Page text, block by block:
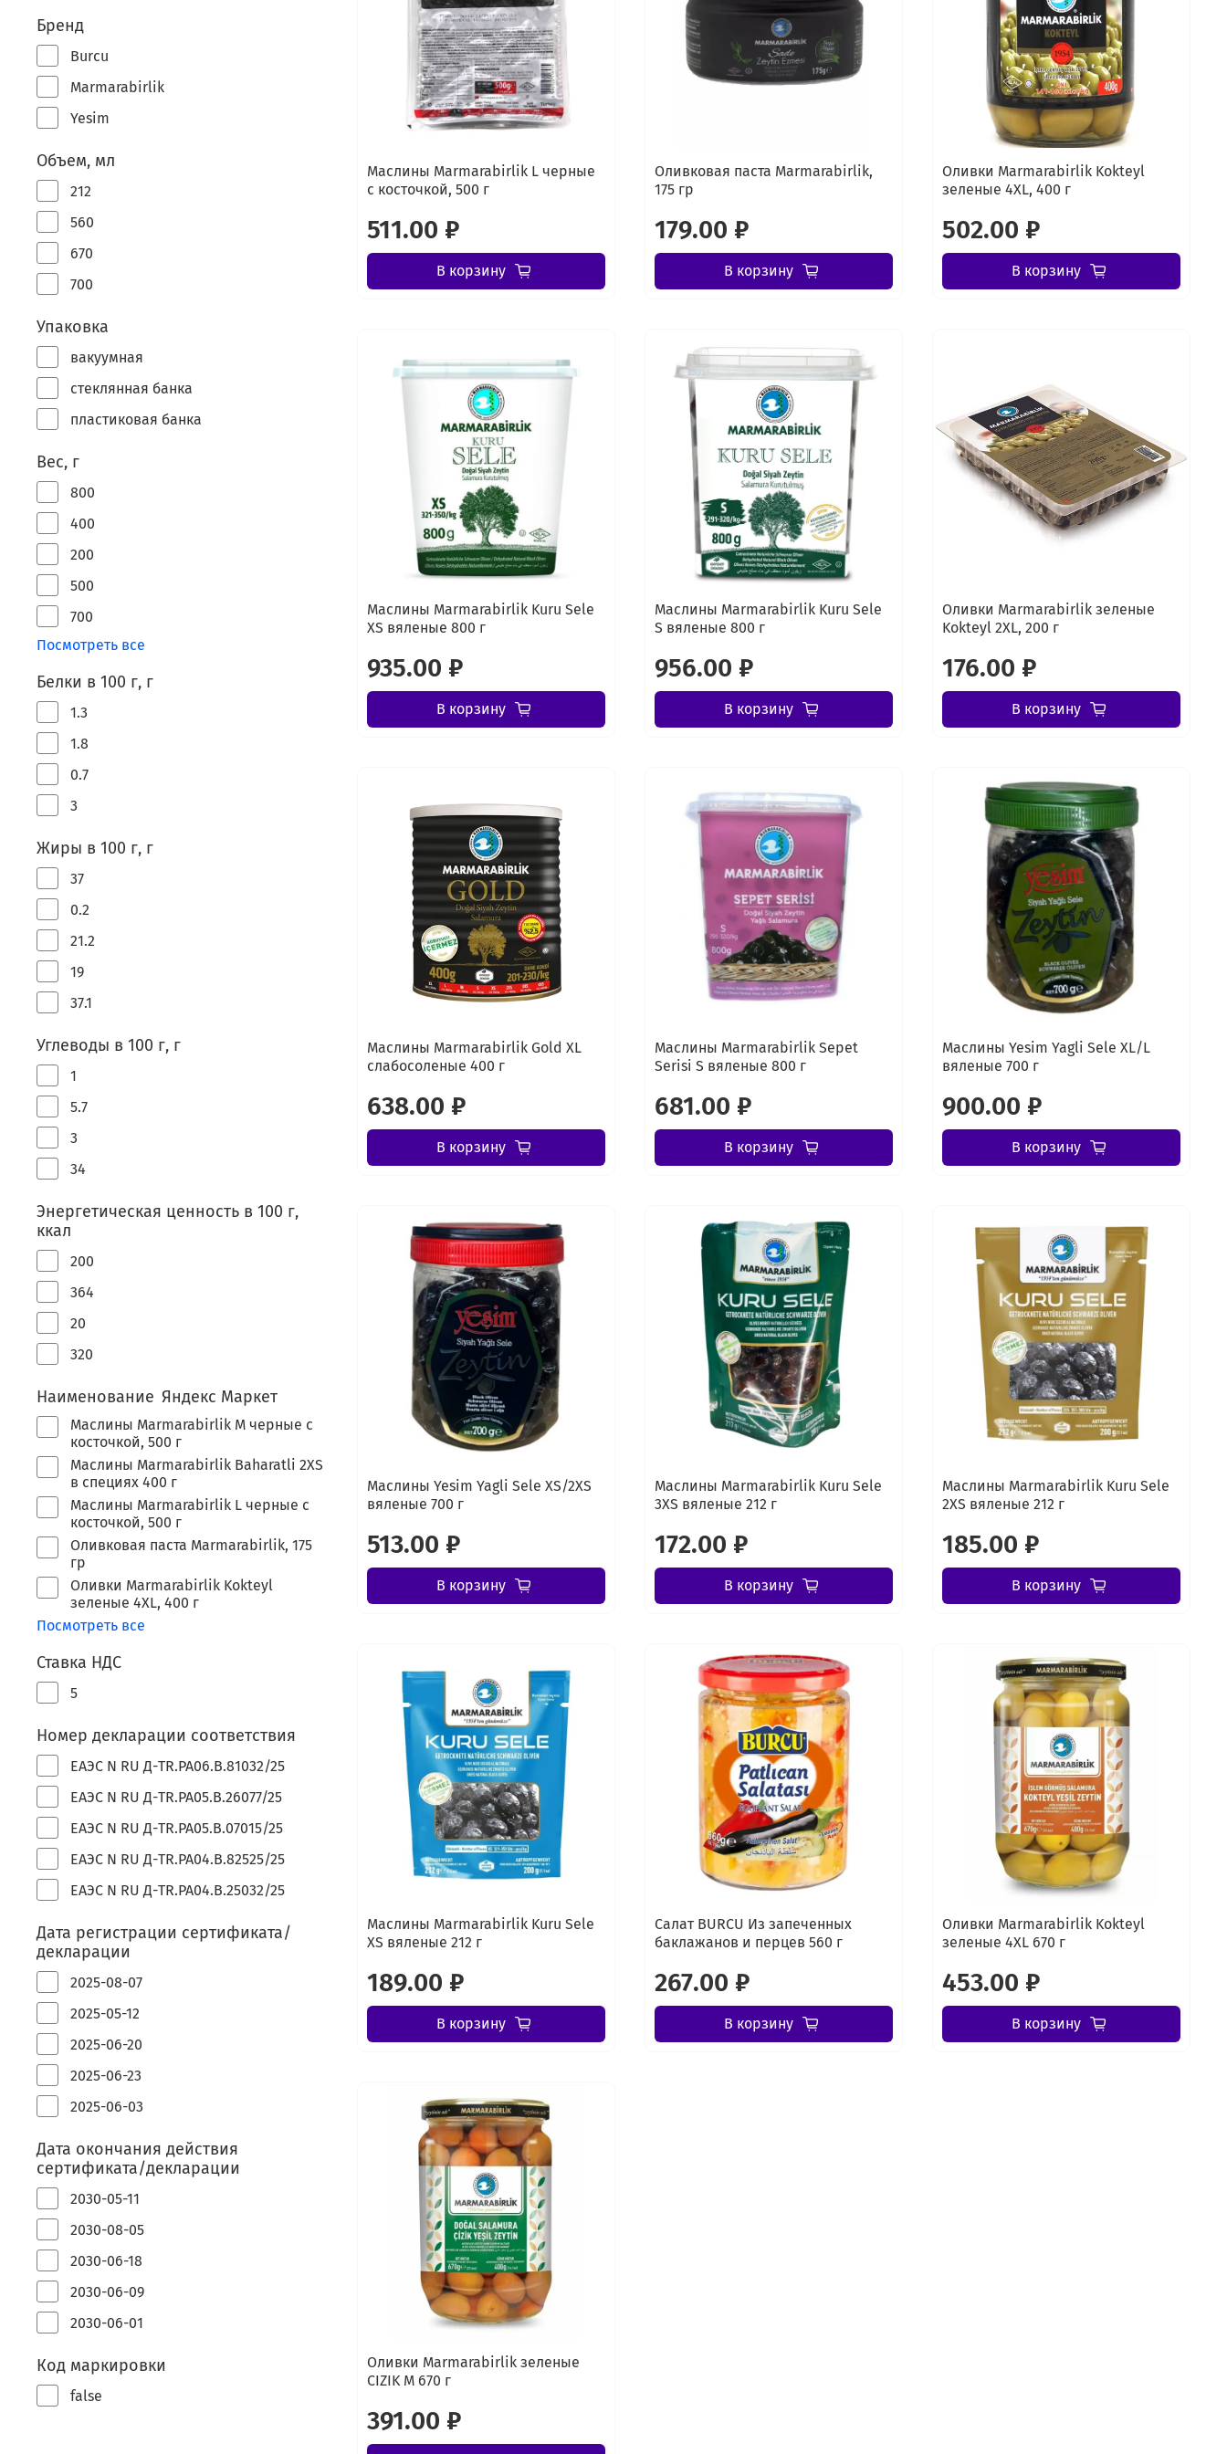
Маслины Marmarabirlik L черные
с косточкой, 500 г
511.00 ₽
В корзину
Оливковая паста Marmarabirlik,
175 гр
179.00 ₽
В корзину
Оливки Marmarabirlik Kokteyl
зеленые 4XL, 400 г
502.00 ₽
В корзину
Маслины Marmarabirlik Kuru Sele
XS вяленые 800 г
935.00 ₽
В корзину
Маслины Marmarabirlik Kuru Sele
S вяленые 800 г
956.00 ₽
В корзину
Оливки Marmarabirlik зеленые
Kokteyl 2XL, 200 г
176.00 ₽
В корзину
Маслины Marmarabirlik Gold XL
слабосоленые 400 г
638.00 ₽
В корзину
Маслины Marmarabirlik Sepet
Serisi S вяленые 800 г
681.00 ₽
В корзину
Маслины Yesim Yagli Sele XL/L
вяленые 700 г
900.00 ₽
В корзину
Маслины Yesim Yagli Sele XS/2XS
вяленые 700 г
513.00 ₽
В корзину
Маслины Marmarabirlik Kuru Sele
3XS вяленые 212 г
172.00 ₽
В корзину
Маслины Marmarabirlik Kuru Sele
2XS вяленые 212 г
185.00 ₽
В корзину
Маслины Marmarabirlik Kuru Sele
XS вяленые 212 г
189.00 ₽
В корзину
Салат BURCU Из запеченных
баклажанов и перцев 560 г
267.00 ₽
В корзину
Оливки Marmarabirlik Kokteyl
зеленые 4XL 670 г
453.00 ₽
В корзину
Оливки Marmarabirlik зеленые
CIZIK M 670 г
391.00 ₽
Бренд
Burcu
Marmarabirlik
Yesim
Объем, мл
212
560
670
700
Упаковка
вакуумная
стеклянная банка
пластиковая банка
Вес, г
800
400
200
500
700
Посмотреть все
Белки в 100 г, г
1.3
1.8
0.7
3
Жиры в 100 г, г
37
0.2
21.2
19
37.1
Углеводы в 100 г, г
1
5.7
3
34
Энергетическая ценность в 100 г,
ккал
200
364
20
320
Наименование Яндекс Маркет
Маслины Marmarabirlik М черные с
косточкой, 500 г
Маслины Marmarabirlik Baharatli 2XS
в специях 400 г
Маслины Marmarabirlik L черные с
косточкой, 500 г
Оливковая паста Marmarabirlik, 175
гр
Оливки Marmarabirlik Kokteyl
зеленые 4XL, 400 г
Посмотреть все
Ставка НДС
5
Номер декларации соответствия
ЕАЭС N RU Д-TR.РА06.В.81032/25
ЕАЭС N RU Д-TR.РА05.В.26077/25
ЕАЭС N RU Д-TR.РА05.В.07015/25
ЕАЭС N RU Д-TR.РА04.В.82525/25
ЕАЭС N RU Д-TR.РА04.В.25032/25
Дата регистрации сертификата/
декларации
2025-08-07
2025-05-12
2025-06-20
2025-06-23
2025-06-03
Дата окончания действия
сертификата/декларации
2030-05-11
2030-08-05
2030-06-18
2030-06-09
2030-06-01
Код маркировки
false